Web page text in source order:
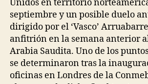
Unidos en territorio
septiembre y un posible duelo
dirigido por el ‘Vasco’
anfitrión en la semana anterior
Arabia Saudita. Uno de los
se determinaron tras la
oficinas en Londres de la